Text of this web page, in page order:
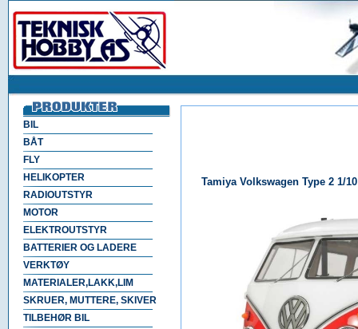
BIL
BÅT
FLY
HELIKOPTER
RADIOUTSTYR
MOTOR
ELEKTROUTSTYR
BATTERIER OG LADERE
VERKTØY
MATERIALER,LAKK,LIM
SKRUER, MUTTERE, SKIVER
TILBEHØR BIL
Tamiya Volkswagen Type 2 1/